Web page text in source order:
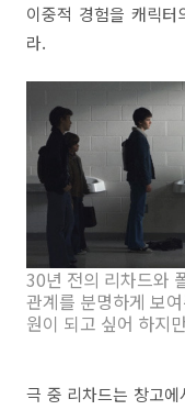
이중적 경험을 캐릭터
라.
30년 전의 리차드와
관계를 분명하게 보
원이 되고 싶어 하지
극 중 리차드는 창고